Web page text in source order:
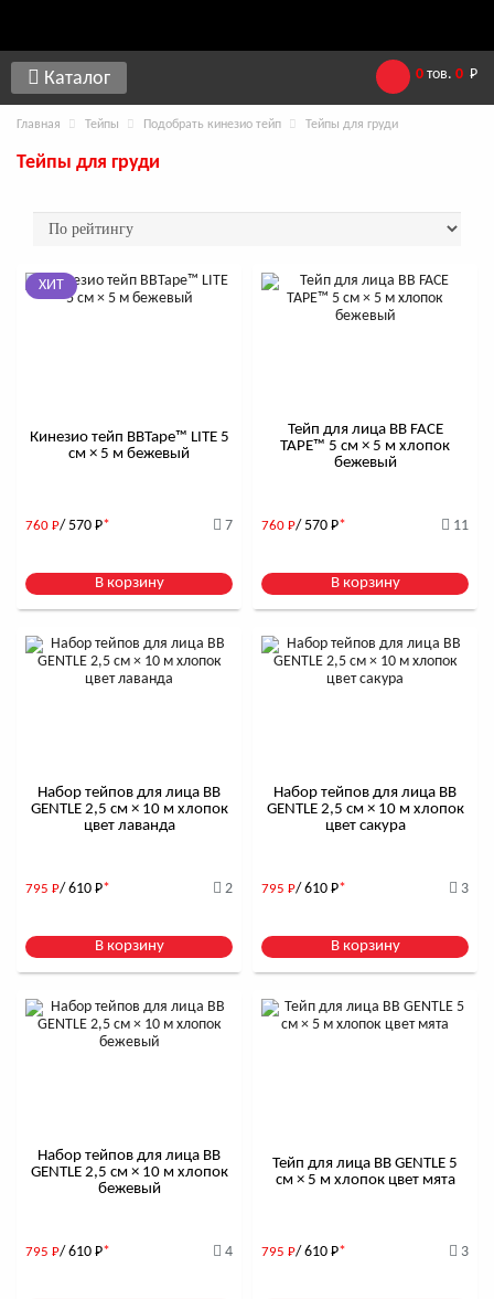
Каталог 0 тов. 0 Р
Главная Тейпы Подобрать кинезио тейп Тейпы для груди
Тейпы для груди
ХИТ
Кинезио тейп BBTape™ LITE 5
см × 5 м бежевый
760 Р/ 570 Р* 7
В корзину
Тейп для лица BB FACE
TAPE™ 5 см × 5 м хлопок
бежевый
760 Р/ 570 Р* 11
В корзину
Набор тейпов для лица BB
GENTLE 2,5 см × 10 м хлопок
цвет лаванда
795 Р/ 610 Р* 2
В корзину
Набор тейпов для лица BB
GENTLE 2,5 см × 10 м хлопок
цвет сакура
795 Р/ 610 Р* 3
В корзину
Набор тейпов для лица BB
GENTLE 2,5 см × 10 м хлопок
бежевый
795 Р/ 610 Р* 4
Тейп для лица BB GENTLE 5
см × 5 м хлопок цвет мята
795 Р/ 610 Р* 3